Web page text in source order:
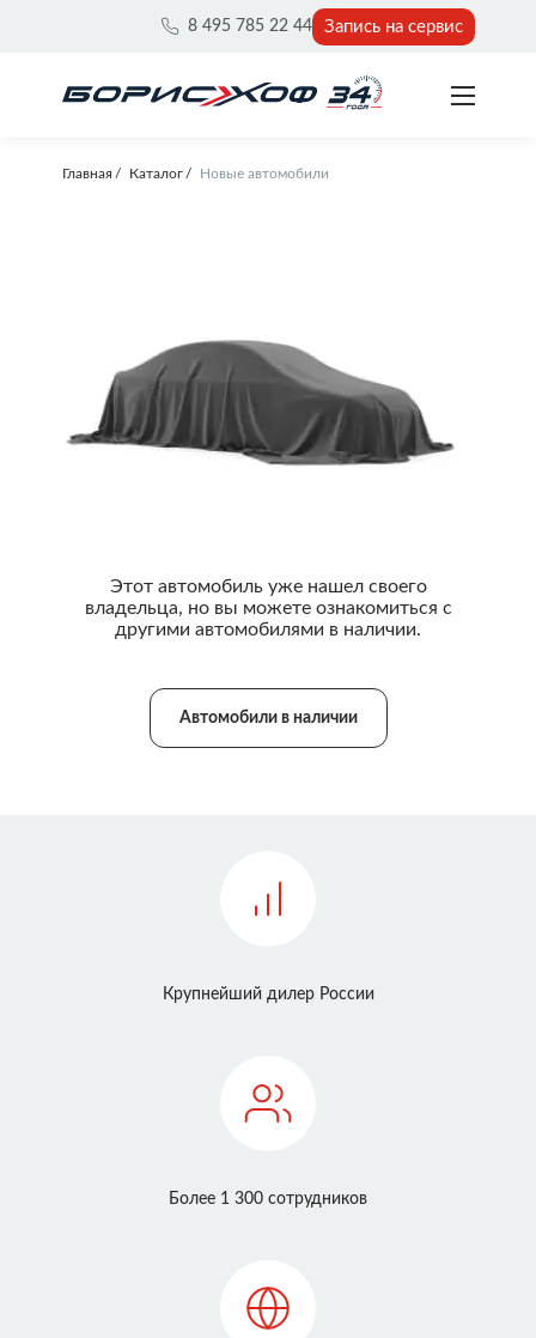
8 495 785 22 44 Запись на сервис
Главная Каталог Новые автомобили
Этот автомобиль уже нашел своего
владельца, но вы можете ознакомиться с
другими автомобилями в наличии.
Автомобили в наличии
Крупнейший дилер России
Более 1 300 сотрудников